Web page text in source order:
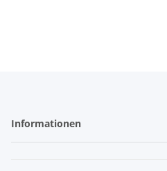
Informationen